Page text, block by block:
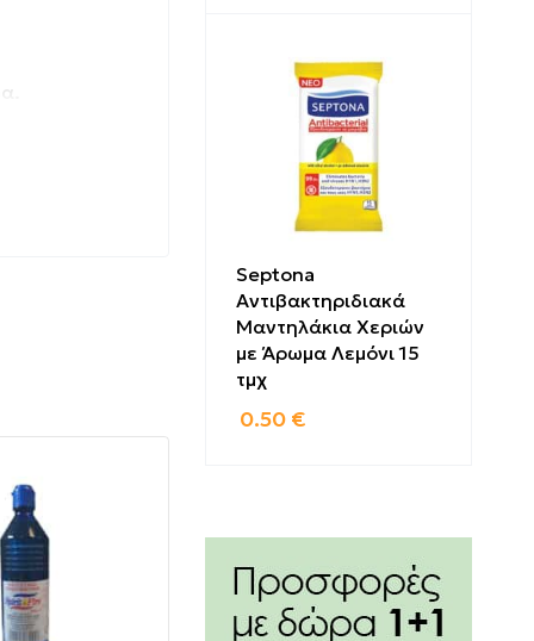
Septona
Αντιβακτηριδιακά
Μαντηλάκια Χεριών
με Άρωμα Λεμόνι 15
τμχ
0.50 €